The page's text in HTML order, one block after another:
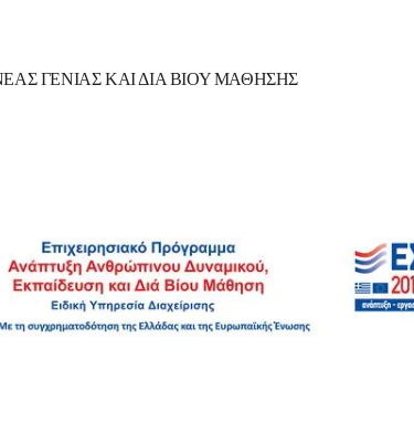
ΓΕΝΙΑΣ ΚΑΙ ΔΙΑ ΒΙΟΥ ΜΑΘΗΣΗΣ